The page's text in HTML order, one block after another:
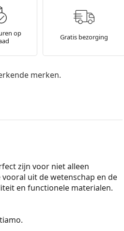
op
Gratis bezorging
merken.
zijn voor niet alleen
uit de wetenschap en de
en functionele materialen.